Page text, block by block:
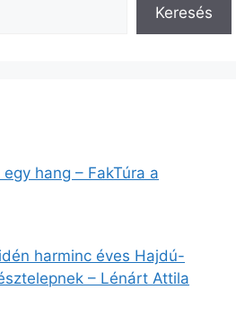
Keresés
hang – FakTúra a
harminc éves Hajdú-
– Lénárt Attila